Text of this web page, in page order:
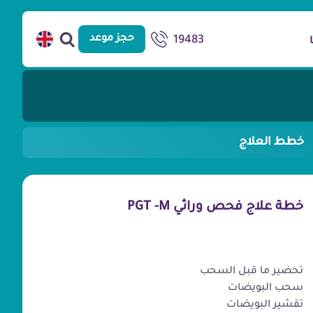
خطط العلاج
خطة علاج فحص وراثي PGT -M
تحضير ما قبل السحب
سحب البويضات
تقشير البويضات
19483 حجز موعد